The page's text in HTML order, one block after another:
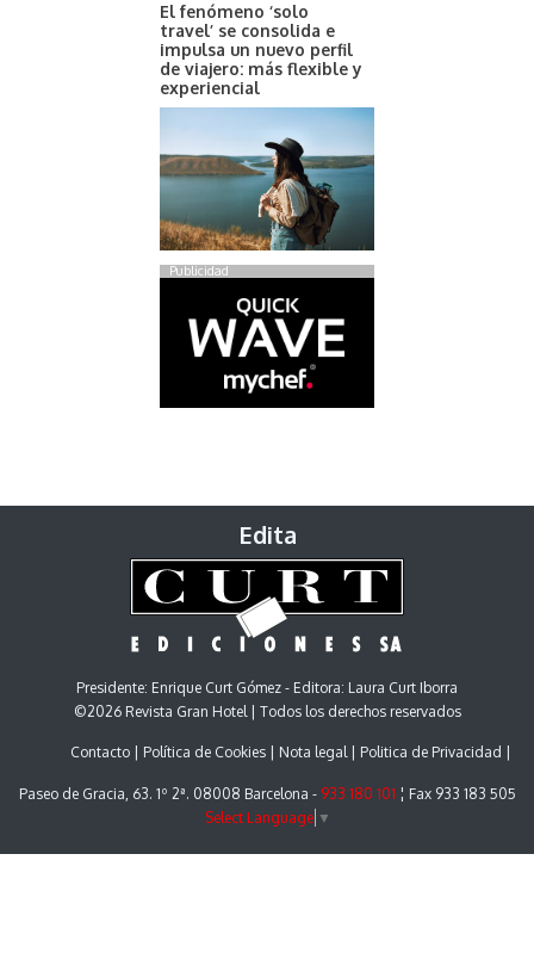
El fenómeno ‘solo
travel’ se consolida e
impulsa un nuevo perfil
de viajero: más flexible y
experiencial
Publicidad
Edita
Presidente: Enrique Curt Gómez - Editora: Laura Curt Iborra
©2026 Revista Gran Hotel | Todos los derechos reservados
Contacto Política de Cookies Nota legal Politica de Privacidad
Paseo de Gracia, 63. 1º 2ª. 08008 Barcelona - 933 180 101 ¦ Fax 933 183 505
Select Language ▼